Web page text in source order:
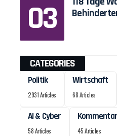
CATEGORIES
Politik
2931 Articles
Wirtschaft
68 Articles
AI & Cyber
58 Articles
Kommentar
45 Articles